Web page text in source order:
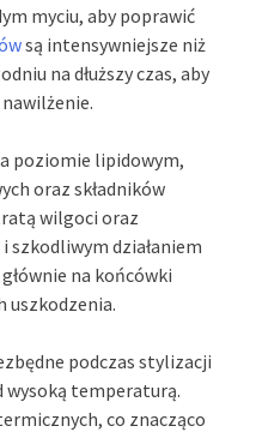
myciu, aby poprawić
są intensywniejsze niż
na dłuższy czas, aby
poziomie lipidowym,
oraz składników
wilgoci oraz
szkodliwym działaniem
na końcówki
uszkodzenia.
podczas stylizacji
wysoką temperaturą.
co znacząco